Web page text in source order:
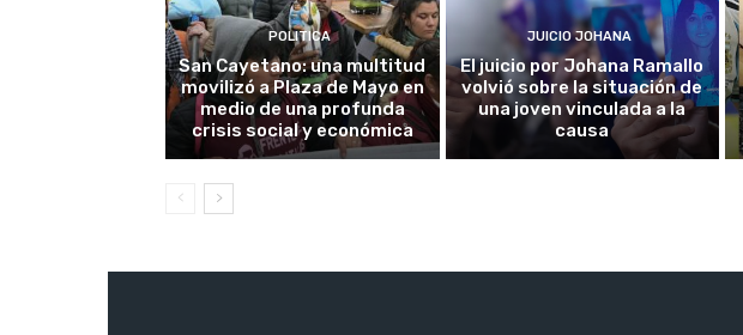
POLITICA
San Cayetano: una multitud
movilizó a Plaza de Mayo en
medio de una profunda
crisis social y económica
JUICIO JOHANA
El juicio por Johana Ramallo
volvió sobre la situación de
una joven vinculada a la
causa